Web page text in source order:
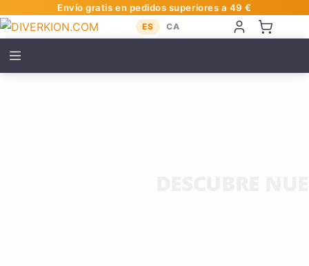
Envío gratis en pedidos superiores a 49 €
ES CA